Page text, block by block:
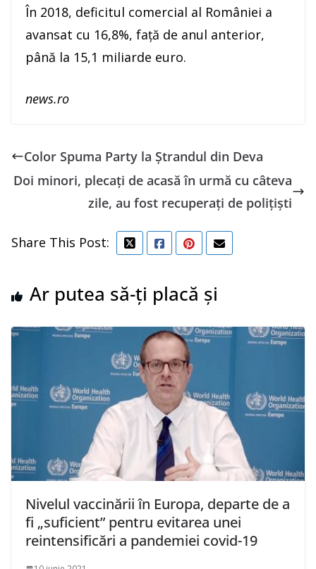
În 2018, deficitul comercial al României a
avansat cu 16,8%, faţă de anul anterior,
până la 15,1 miliarde euro.
news.ro
Color Spuma Party la Ştrandul din Deva
Doi minori, plecați de acasă în urmă cu câteva
zile, au fost recuperați de polițiști
Share This Post:
Ar putea să-ți placă și
Nivelul vaccinării în Europa, departe de a
fi „suficient” pentru evitarea unei
reintensificări a pandemiei covid-19